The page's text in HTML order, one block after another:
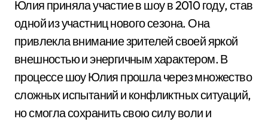
Юлия приняла участие в шоу в 2010 году, став
одной из участниц нового сезона. Она
привлекла внимание зрителей своей яркой
внешностью и энергичным характером. В
процессе шоу Юлия прошла через множество
сложных испытаний и конфликтных ситуаций,
но смогла сохранить свою силу воли и